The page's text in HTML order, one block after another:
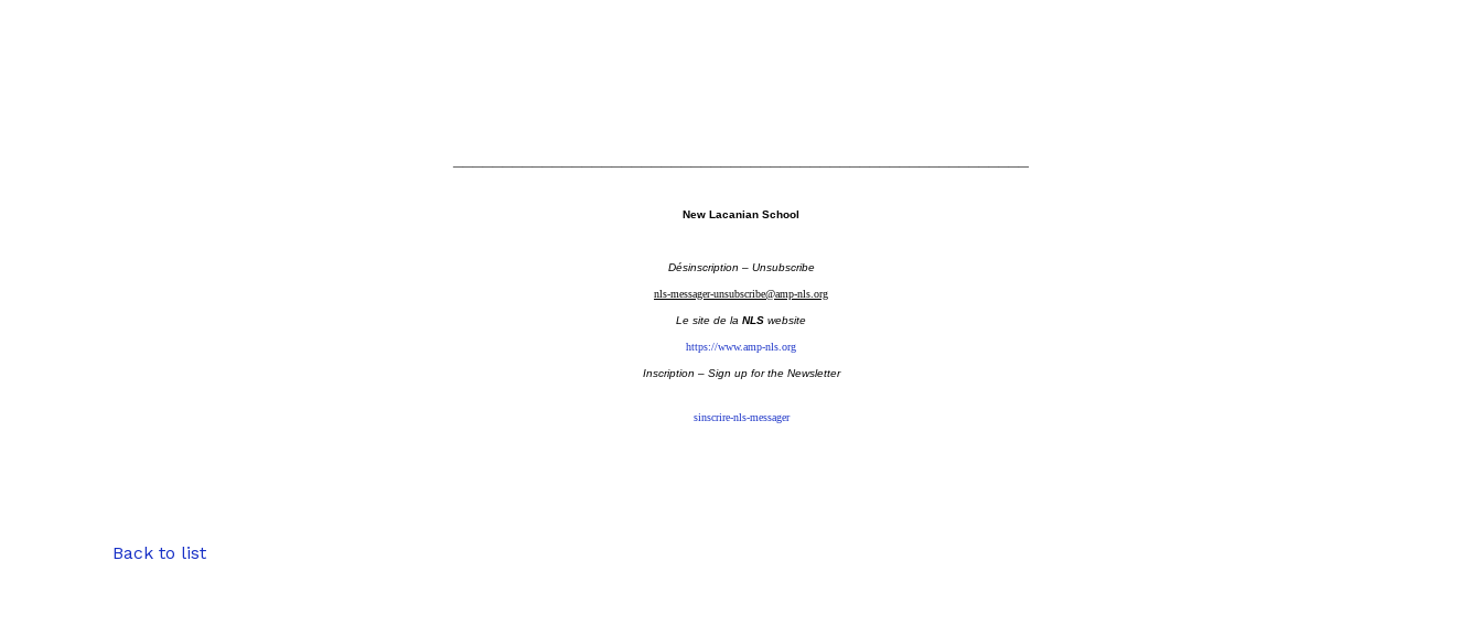
New Lacanian School
Désinscription – Unsubscribe
nls-messager-unsubscribe@amp-nls.org
Le site de la NLS website
https://www.amp-nls.org
Inscription – Sign up for the Newsletter
sinscrire-nls-messager
Back to list